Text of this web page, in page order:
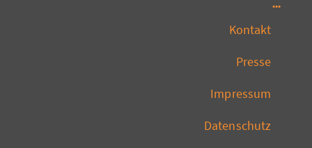
Kontakt
Presse
Impressum
Datenschutz